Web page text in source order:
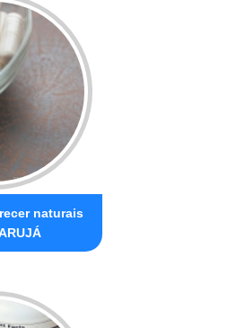
naturais